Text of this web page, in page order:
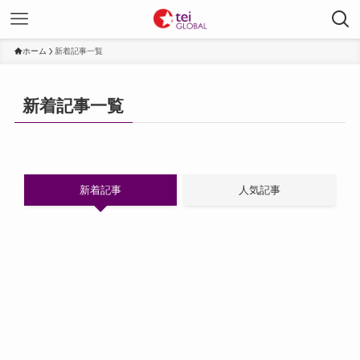
ホーム 新着記事一覧
新着記事一覧
新着記事 人気記事